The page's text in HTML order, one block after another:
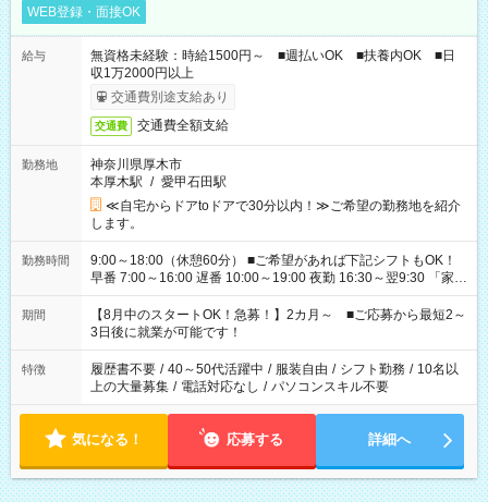
WEB登録・面接OK
給与
無資格未経験：時給1500円～ ■週払いOK ■扶養内OK ■日
収1万2000円以上
交通費別途支給あり
交通費 交通費全額支給
勤務地
神奈川県厚木市
本厚木駅 / 愛甲石田駅
≪自宅からドアtoドアで30分以内！≫ご希望の勤務地を紹介
します。
勤務時間
9:00～18:00（休憩60分） ■ご希望があれば下記シフトもOK！
早番 7:00～16:00 遅番 10:00～19:00 夜勤 16:30～翌9:30 「家族
と休みを合わせたい」 「余裕を持って夕飯の準備がしたい」
「できれば残業はしたくない」 など、ご希望を教えてください
ね。 ※Wワーク希望の方へ 今ご覧のお仕事で希望する勤務時間
と、もう1つのお仕事の勤務時間。 合計で週40時間を超える場
合は応募できません。
期間
【8月中のスタートOK！急募！】2カ月～ ■ご応募から最短2～
3日後に就業が可能です！
特徴 履歴書不要 / 40～50代活躍中 / 服装自由 / シフト勤務 / 10名以
上の大量募集 / 電話対応なし / パソコンスキル不要
気になる！ 応募する 詳細へ